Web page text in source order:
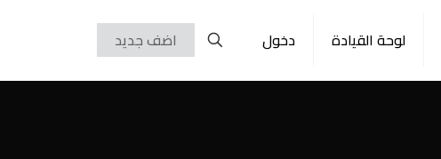
لوحة القيادة دخول اضف جديد